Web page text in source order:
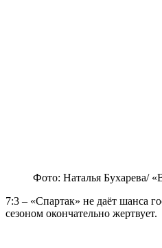
Фото: Наталья Бухарева/
7:3 – «Спартак» не даёт шанса
сезоном окончательно жертвует.